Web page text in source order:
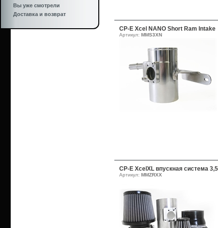
Вы уже смотрели
Доставка и возврат
CP-E Xcel NANO Short Ram Intake
Артикул: MMS3XN
CP-E XcelXL впускная система
Артикул: MMZRXX